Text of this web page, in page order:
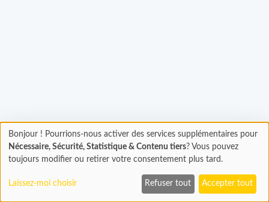
Chargement
En cours...
Bonjour ! Pourrions-nous activer des services supplémentaires pour
Nécessaire, Sécurité, Statistique & Contenu tiers? Vous pouvez
toujours modifier ou retirer votre consentement plus tard.
Laissez-moi choisir Refuser tout Accepter tout